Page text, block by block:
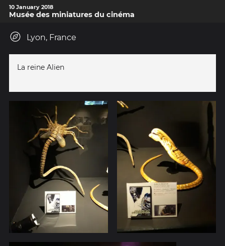
10 January 2018
Musée des miniatures du cinéma
Lyon, France
La reine Alien